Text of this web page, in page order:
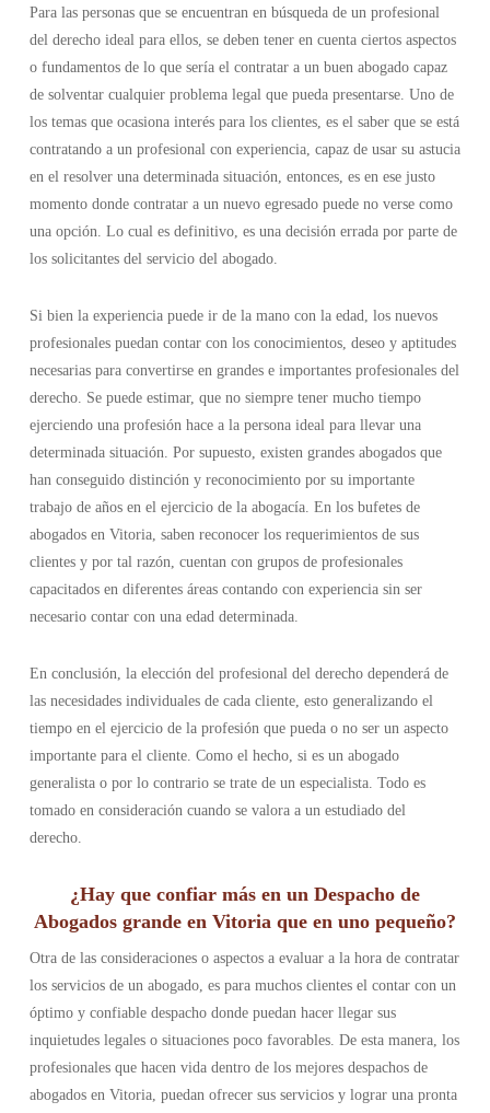
Para las personas que se encuentran en búsqueda de un profesional
del derecho ideal para ellos, se deben tener en cuenta ciertos aspectos
o fundamentos de lo que sería el contratar a un buen abogado capaz
de solventar cualquier problema legal que pueda presentarse. Uno de
los temas que ocasiona interés para los clientes, es el saber que se está
contratando a un profesional con experiencia, capaz de usar su astucia
en el resolver una determinada situación, entonces, es en ese justo
momento donde contratar a un nuevo egresado puede no verse como
una opción. Lo cual es definitivo, es una decisión errada por parte de
los solicitantes del servicio del abogado.
Si bien la experiencia puede ir de la mano con la edad, los nuevos
profesionales puedan contar con los conocimientos, deseo y aptitudes
necesarias para convertirse en grandes e importantes profesionales del
derecho. Se puede estimar, que no siempre tener mucho tiempo
ejerciendo una profesión hace a la persona ideal para llevar una
determinada situación. Por supuesto, existen grandes abogados que
han conseguido distinción y reconocimiento por su importante
trabajo de años en el ejercicio de la abogacía. En los bufetes de
abogados en Vitoria, saben reconocer los requerimientos de sus
clientes y por tal razón, cuentan con grupos de profesionales
capacitados en diferentes áreas contando con experiencia sin ser
necesario contar con una edad determinada.
En conclusión, la elección del profesional del derecho dependerá de
las necesidades individuales de cada cliente, esto generalizando el
tiempo en el ejercicio de la profesión que pueda o no ser un aspecto
importante para el cliente. Como el hecho, si es un abogado
generalista o por lo contrario se trate de un especialista. Todo es
tomado en consideración cuando se valora a un estudiado del
derecho.
¿Hay que confiar más en un Despacho de
Abogados grande en Vitoria que en uno pequeño?
Otra de las consideraciones o aspectos a evaluar a la hora de contratar
los servicios de un abogado, es para muchos clientes el contar con un
óptimo y confiable despacho donde puedan hacer llegar sus
inquietudes legales o situaciones poco favorables. De esta manera, los
profesionales que hacen vida dentro de los mejores despachos de
abogados en Vitoria, puedan ofrecer sus servicios y lograr una pronta